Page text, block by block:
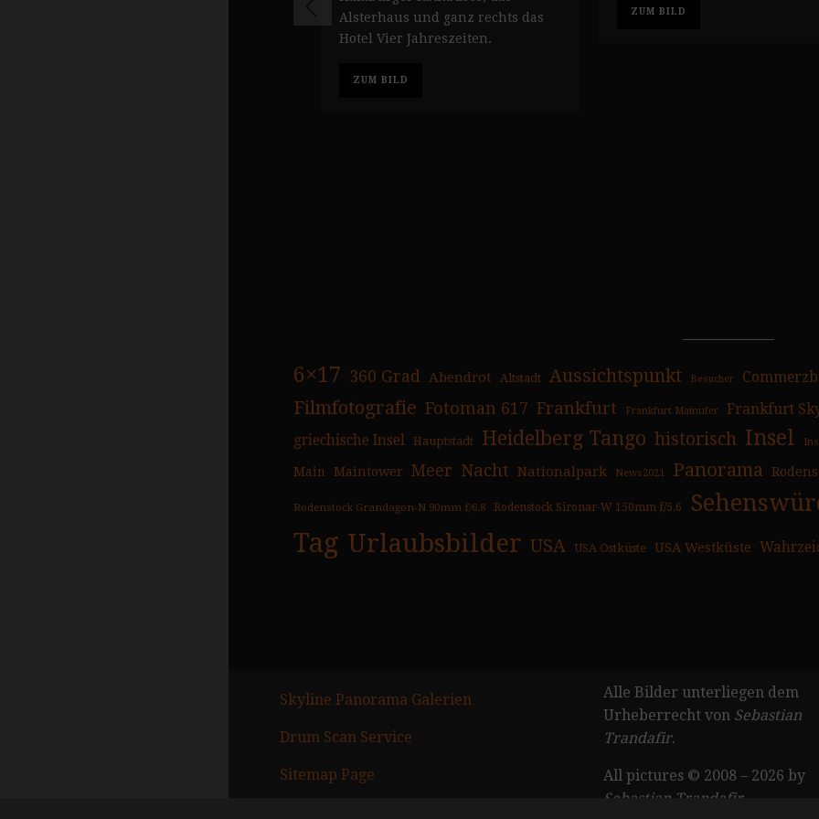
Alsterhaus und ganz rechts das
Hotel Vier Jahreszeiten.
ZUM BILD
ZUM BILD
6×17 360 Grad Abendrot Altstadt Aussichtspunkt Besucher
Filmfotografie Fotoman 617 Frankfurt Frankfurt Mainufer Frankfurt
griechische Insel
Hauptstadt Heidelberg Tango historisch Insel
Main Maintower Meer Nacht Nationalpark News2021 Panorama
Rodenstock Grandagon-N 90mm f/6.8 Rodenstock Sironar-W 150mm f/5.6
Tag Urlaubsbilder USA USA Ostküste USA Westküste
Skyline Panorama Galerien
Drum Scan Service
Sitemap Page
Alle Bilder unterliegen dem
Urheberrecht von Sebastian
Trandafir.
All pictures © 2008 – 2026 by
Sebastian Trandafir